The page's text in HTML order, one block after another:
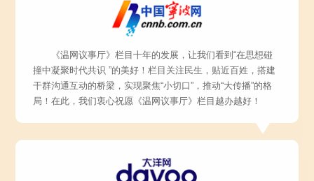
《温网议事厅》栏目十年的发展，让我们看到“在思想碰
撞中凝聚时代共识 ”的美好！栏目关注民生，贴近百姓，搭建
干群沟通互动的桥梁，实现聚焦“小切口”，推动“大传播”的格
局！在此，我们衷心祝愿《温网议事厅》栏目越办越好！